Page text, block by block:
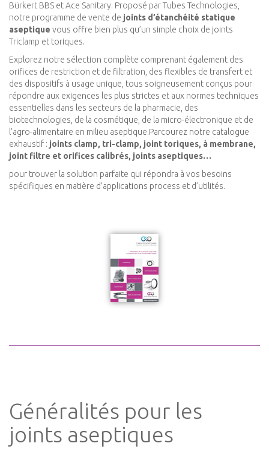
Bürkert BBS et Ace Sanitary. Proposé par Tubes Technologies,
notre programme de vente de joints d’étanchéité statique
aseptique vous offre bien plus qu’un simple choix de joints
Triclamp et toriques.
Explorez notre sélection complète comprenant également des
orifices de restriction et de filtration, des flexibles de transfert et
des dispositifs à usage unique, tous soigneusement conçus pour
répondre aux exigences les plus strictes et aux normes techniques
essentielles dans les secteurs de la pharmacie, des
biotechnologies, de la cosmétique, de la micro-électronique et de
l’agro-alimentaire en milieu aseptique.Parcourez notre catalogue
exhaustif : joints clamp, tri-clamp, joint toriques, à membrane,
joint filtre et orifices calibrés, joints aseptiques…
pour trouver la solution parfaite qui répondra à vos besoins
spécifiques en matière d’applications process et d’utilités.
Généralités pour les
joints aseptiques